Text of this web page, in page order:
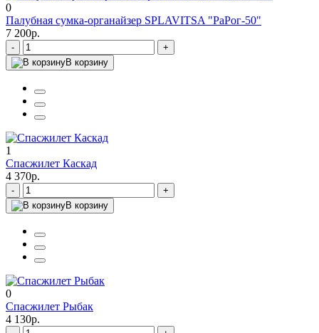
0
Палубная сумка-органайзер SPLAVITSA "РаРог-50"
7 200р.
-
+
В корзину
1
Спасжилет Каскад
4 370р.
-
+
В корзину
0
Спасжилет Рыбак
4 130р.